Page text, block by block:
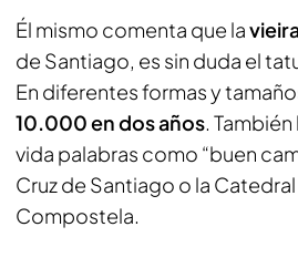
Él mismo comenta que la
de Santiago, es sin duda el
En diferentes formas y
10.000 en dos años.
vida palabras como “buen
Cruz de Santiago o la
Compostela.